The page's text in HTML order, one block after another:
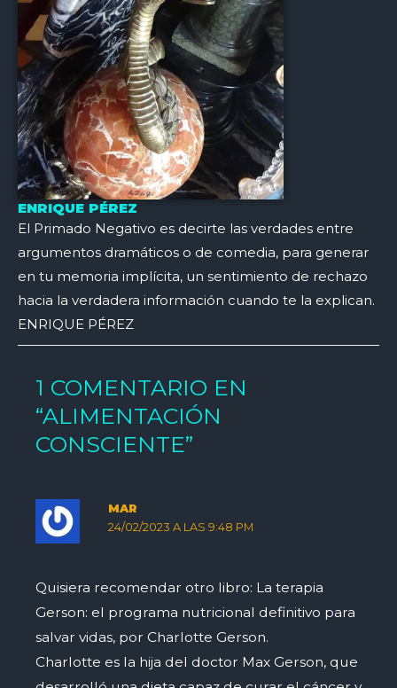
ENRIQUE PÉREZ
El Primado Negativo es decirte las verdades entre
argumentos dramáticos o de comedia, para generar
en tu memoria implícita, un sentimiento de rechazo
hacia la verdadera información cuando te la explican.
ENRIQUE PÉREZ
1 COMENTARIO EN
“ALIMENTACIÓN
CONSCIENTE”
MAR
24/02/2023 A LAS 9:48 PM
Quisiera recomendar otro libro: La terapia
Gerson: el programa nutricional definitivo para
salvar vidas, por Charlotte Gerson.
Charlotte es la hija del doctor Max Gerson, que